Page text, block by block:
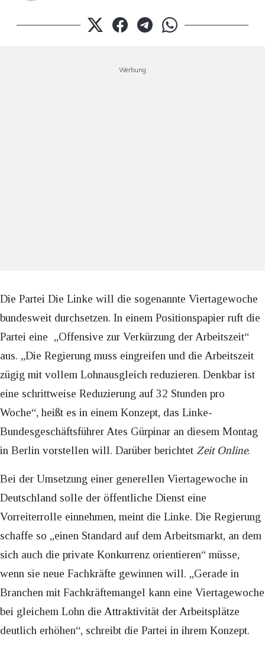
Werbung
Die Partei Die Linke will die sogenannte Viertagewoche
bundesweit durchsetzen. In einem Positionspapier ruft die
Partei eine „Offensive zur Verkürzung der Arbeitszeit“
aus. „Die Regierung muss eingreifen und die Arbeitszeit
zügig mit vollem Lohnausgleich reduzieren. Denkbar ist
eine schrittweise Reduzierung auf 32 Stunden pro
Woche“, heißt es in einem Konzept, das Linke-
Bundesgeschäftsführer Ates Gürpinar an diesem Montag
in Berlin vorstellen will. Darüber berichtet Zeit Online.
Bei der Umsetzung einer generellen Viertagewoche in
Deutschland solle der öffentliche Dienst eine
Vorreiterrolle einnehmen, meint die Linke. Die Regierung
schaffe so „einen Standard auf dem Arbeitsmarkt, an dem
sich auch die private Konkurrenz orientieren“ müsse,
wenn sie neue Fachkräfte gewinnen will. „Gerade in
Branchen mit Fachkräftemangel kann eine Viertagewoche
bei gleichem Lohn die Attraktivität der Arbeitsplätze
deutlich erhöhen“, schreibt die Partei in ihrem Konzept.